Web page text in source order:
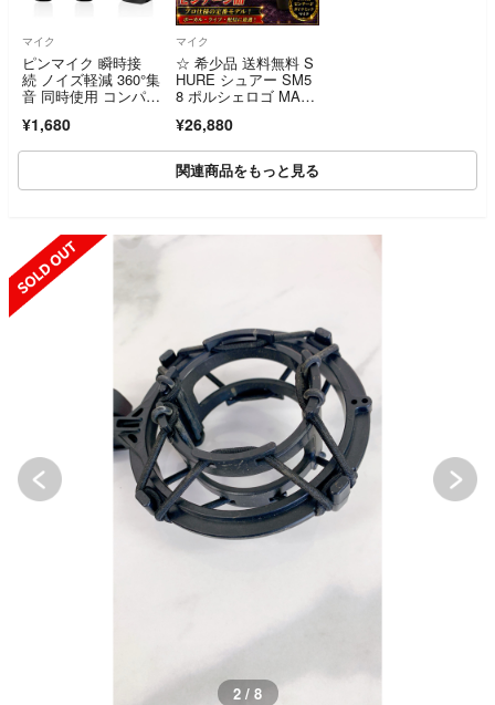
マイク
ピンマイク 瞬時接
続 ノイズ軽減 360°集
音 同時使用 コンパク
¥1,680
マイク
☆ 希少品 送料無料 S
HURE シュアー SM5
8 ポルシェロゴ MAD
クマイク ビンテージ
¥26,880
関連商品をもっと見る
SOLD OUT
2 / 8